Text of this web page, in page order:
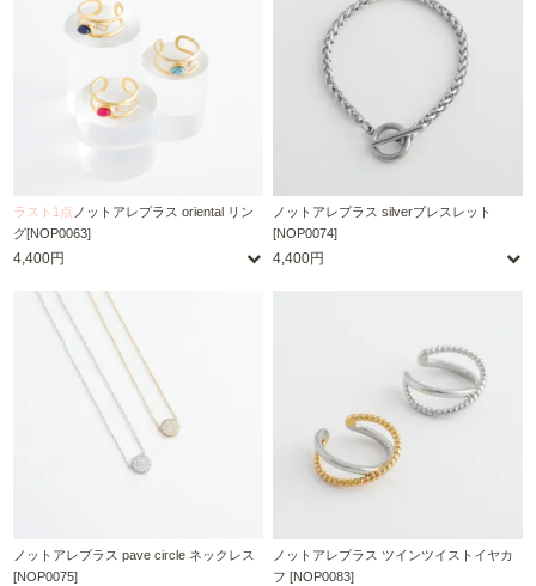
ラスト1点 ノットアレプラス oriental リン
グ[NOP0063]
4,400円
ノットアレプラス silverブレスレット
[NOP0074]
4,400円
ノットアレプラス pave circle ネックレス
[NOP0075]
ノットアレプラス ツインツイストイヤカ
フ [NOP0083]